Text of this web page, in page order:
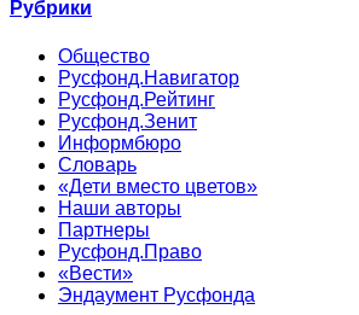
Рубрики
Общество
Русфонд.Навигатор
Русфонд.Рейтинг
Русфонд.Зенит
Информбюро
Словарь
«Дети вместо цветов»
Наши авторы
Партнеры
Русфонд.Право
«Вести»
Эндаумент Русфонда